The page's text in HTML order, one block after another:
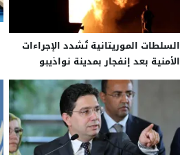
السلطات الموريتانية تُشدد الإجراءات
الأمنية بعد إنفجار بمدينة نواذيبو